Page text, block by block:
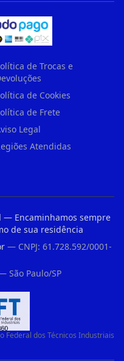
de Trocas e
de Cookies
de Frete
Legal
Atendidas
— Encaminhamos sempre
de sua residência
— CNPJ: 61.728.592/0001-
São Paulo/SP
Federal dos Técnicos Industriais